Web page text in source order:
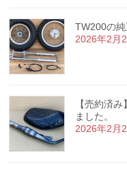
TW200の純
2026年2月
【売約済
ました。
2026年2月